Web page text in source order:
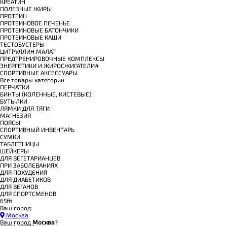
ПОЛЕЗНЫЕ ЖИРЫ
ПРОТЕИН
ПРОТЕИНОВОЕ ПЕЧЕНЬЕ
ПРОТЕИНОВЫЕ БАТОНЧИКИ
ПРОТЕИНОВЫЕ КАШИ
ТЕСТОБУСТЕРЫ
ЦИТРУЛЛИН МАЛАТ
ПРЕДТРЕНИРОВОЧНЫЕ КОМПЛЕКСЫ
ЭНЕРГЕТИКИ И ЖИРОСЖИГАТЕЛИ#
СПОРТИВНЫЕ АКСЕССУАРЫ
Все товары категории
ПЕРЧАТКИ
БИНТЫ (КОЛЕННЫЕ, КИСТЕВЫЕ)
БУТЫЛКИ
ЛЯМКИ ДЛЯ ТЯГИ
МАГНЕЗИЯ
ПОЯСЫ
СПОРТИВНЫЙ ИНВЕНТАРЬ
СУМКИ
ТАБЛЕТНИЦЫ
ШЕЙКЕРЫ
ДЛЯ ВЕГЕТАРИАНЦЕВ
ПРИ ЗАБОЛЕВАНИЯХ
ДЛЯ ПОХУДЕНИЯ
ДЛЯ ДИАБЕТИКОВ
ДЛЯ ВЕГАНОВ
ДЛЯ СПОРТСМЕНОВ
65fit
Ваш город:
Москва
Ваш город Москва?